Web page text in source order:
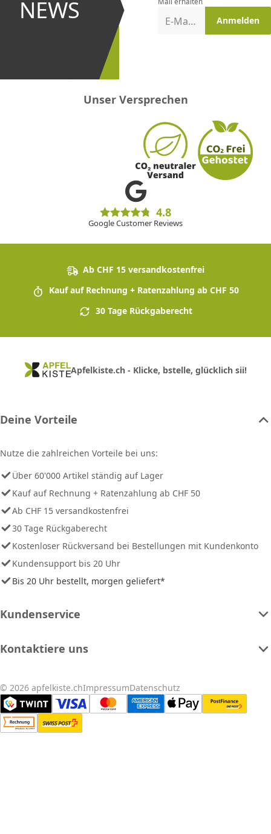
NEWS
Aktionen
E-Mail-Adresse Anmelden
Unser Versprechen
4.8
Google Customer Reviews
Ab CHF 15 versandkostenfrei
Kauf auf Rechnung + Ratenzahlung ab CHF 50
30 Tage Rückgaberecht
Apfelkiste.ch - Klicke, bstelle, glücklich sii!
Deine Vorteile
Nutze die zahlreichen Vorteile bei uns:
Über 60'000 Artikel ständig auf Lager
Kauf auf Rechnung + Ratenzahlung ab CHF 50
Ab CHF 15 versandkostenfrei
30 Tage Rückgaberecht
Kostenloser Rückversand bei Bestellungen mit Kundenkonto
Kundensupport bis 20 Uhr
Bis 20 Uhr bestellt, morgen geliefert*
Kundenservice
Kontaktiere uns
© 2026 apfelkiste.chImpressumDatenschutz